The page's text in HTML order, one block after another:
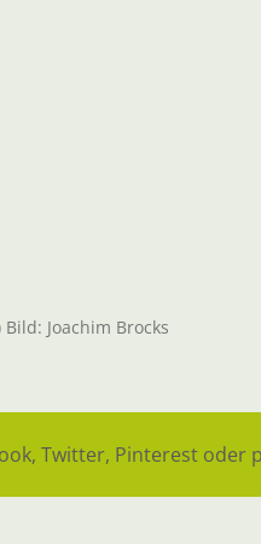
Joachim Brocks
Twitter, Pinterest oder